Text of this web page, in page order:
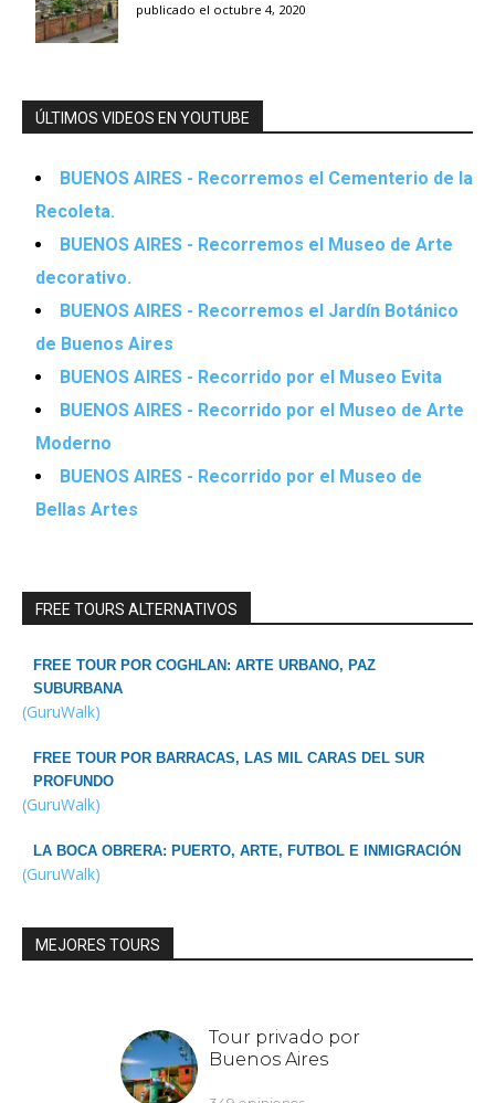
publicado el octubre 4, 2020
ÚLTIMOS VIDEOS EN YOUTUBE
BUENOS AIRES - Recorremos el Cementerio de la
Recoleta.
BUENOS AIRES - Recorremos el Museo de Arte
decorativo.
BUENOS AIRES - Recorremos el Jardín Botánico
de Buenos Aires
BUENOS AIRES - Recorrido por el Museo Evita
BUENOS AIRES - Recorrido por el Museo de Arte
Moderno
BUENOS AIRES - Recorrido por el Museo de
Bellas Artes
FREE TOURS ALTERNATIVOS
FREE TOUR POR COGHLAN: ARTE URBANO, PAZ
SUBURBANA
(GuruWalk)
FREE TOUR POR BARRACAS, LAS MIL CARAS DEL SUR
PROFUNDO
(GuruWalk)
LA BOCA OBRERA: PUERTO, ARTE, FUTBOL E INMIGRACIÓN
(GuruWalk)
MEJORES TOURS